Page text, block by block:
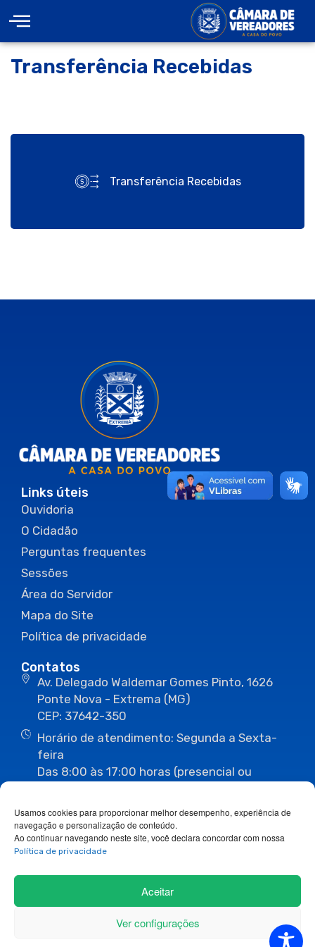
Usamos cookies para proporcionar melhor desempenho, experiência de
navegação e personalização de conteúdo.
Ao continuar navegando neste site, você declara concordar com nossa
Política de privacidade
Aceitar
Ver configurações
Transferência Recebidas
Transferência Recebidas
Links úteis
Ouvidoria
O Cidadão
Perguntas frequentes
Sessões
Área do Servidor
Mapa do Site
Política de privacidade
Contatos
Av. Delegado Waldemar Gomes Pinto, 1626
Ponte Nova - Extrema (MG)
CEP: 37642-350
Horário de atendimento: Segunda a Sexta-
feira
Das 8:00 às 17:00 horas (presencial ou
(35) 3435-1112 (35) 3435-3063
ouvidoria@camaraextrema.mg.gov.br
imprensa@camaraextrema.mg.gov.br
Siga-nos: